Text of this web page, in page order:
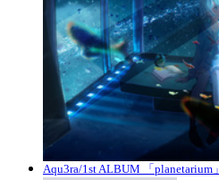
Aqu3ra/1st ALBUM 「planetarium」